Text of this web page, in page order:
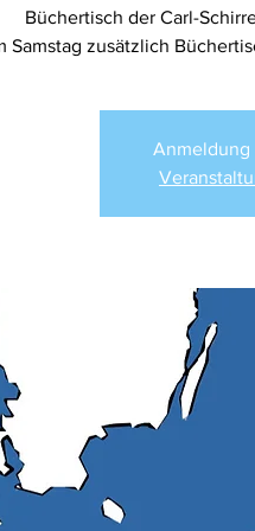
Büchertisch der Carl-
Samstag zusätzlich
Anmeldung